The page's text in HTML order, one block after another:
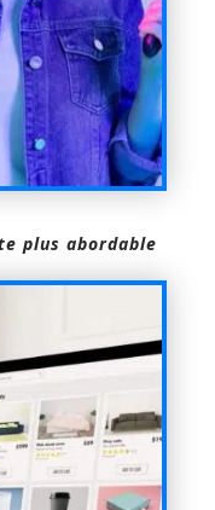
plus abordable